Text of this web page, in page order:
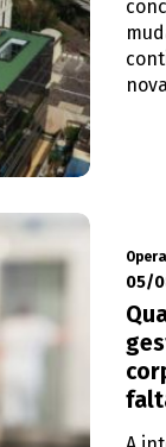
05/